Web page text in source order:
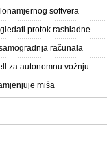
softvera
protok rashladne
računala
za autonomnu vožnju
miša